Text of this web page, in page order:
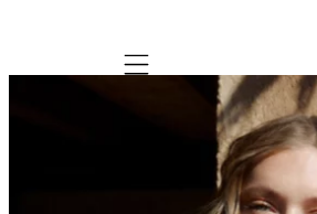
Mobile navigation